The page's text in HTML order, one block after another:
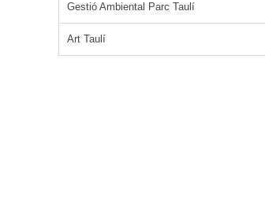
Gestió Ambiental Parc Taulí
Art Taulí